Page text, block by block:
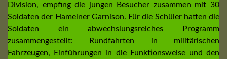
Division, empfing die jungen Besucher zusammen mit 30
Soldaten der Hamelner Garnison. Für die Schüler hatten die
Soldaten ein abwechslungsreiches Programm
zusammengestellt: Rundfahrten in militärischen
Fahrzeugen, Einführungen in die Funktionsweise und den